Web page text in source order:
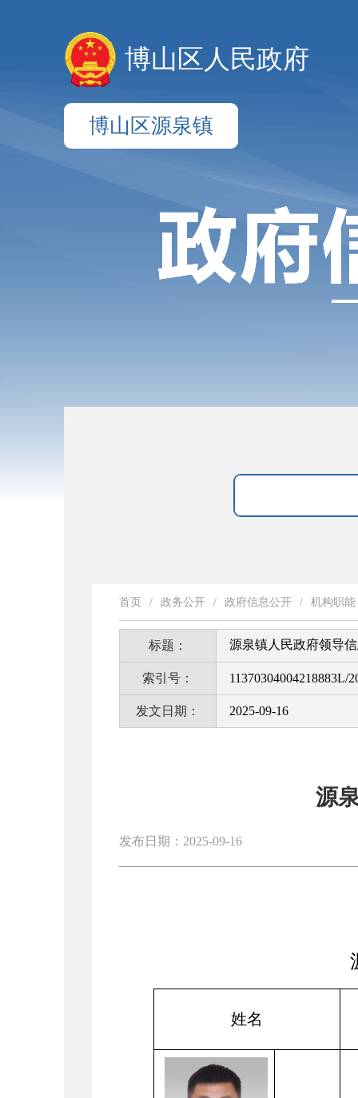
博山区人民政府
博山区源泉镇
首页 / 政务公开 / 政府信息公开 / 机构职能
标题： 源泉镇人民政府领导
索引号： 11370304004218883L/
发文日期： 2025-09-16
源
发布日期：2025-09-16
姓名